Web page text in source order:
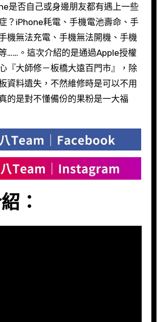
是否自己或身邊朋友都有遇上一些
？iPhone耗電、手機電池壽命、手
機無法充電、手機無法開機、手機
……。這次介紹的是通過Apple授權
『大師修－板橋大遠百門市』，除
資料遺失，不然維修時是可以不用
的是對不懂備份的果粉是一大福
：